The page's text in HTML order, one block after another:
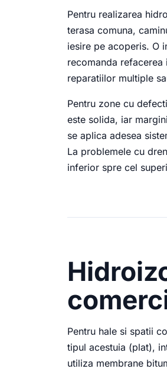
Pentru realizarea
terasa comuna,
iesire pe acoperis. O
recomanda
reparatiilor multiple
Pentru zone cu
este solida, iar
se aplica adesea
La problemele cu
inferior spre cel
Pentru hale si spatii
tipul acestuia (plat),
utiliza membrane